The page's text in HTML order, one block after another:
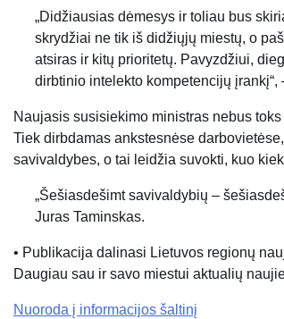
„Didžiausias dėmesys ir toliau bus
skrydžiai ne tik iš didžiųjų miestų, o
atsiras ir kitų prioritetų. Pavyzdžiui,
dirbtinio intelekto kompetencijų
Naujasis susisiekimo ministras nebus
Tiek dirbdamas ankstesnėse
savivaldybes, o tai leidžia suvokti, kuo
„Šešiasdešimt savivaldybių –
Juras Taminskas.
• Publikacija dalinasi Lietuvos regionų
Daugiau sau ir savo miestui aktualių
Nuoroda į informacijos šaltinį